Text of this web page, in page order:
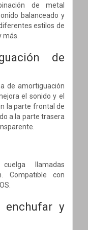
de metal
balanceado y
estilos de
más.
de
de amortiguación
el sonido y el
la parte frontal de
a la parte trasera
llamadas
Compatible con
y